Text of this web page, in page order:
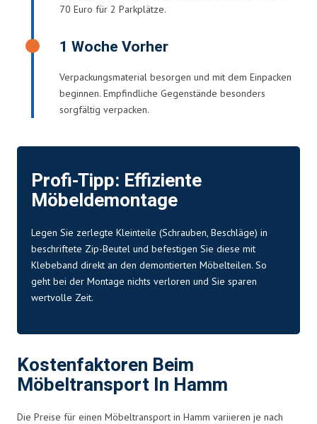
70 Euro für 2 Parkplätze.
1 Woche Vorher
Verpackungsmaterial besorgen und mit dem Einpacken
beginnen. Empfindliche Gegenstände besonders
sorgfältig verpacken.
Profi-Tipp: Effiziente
Möbeldemontage
Legen Sie zerlegte Kleinteile (Schrauben, Beschläge) in
beschriftete Zip-Beutel und befestigen Sie diese mit
Klebeband direkt an den demontierten Möbelteilen. So
geht bei der Montage nichts verloren und Sie sparen
wertvolle Zeit.
Kostenfaktoren Beim
Möbeltransport In Hamm
Die Preise für einen Möbeltransport in Hamm variieren je nach